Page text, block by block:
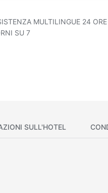
MULTILINGUE 24
SU 7
SULL'HOTEL